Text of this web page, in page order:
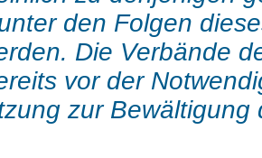
den Folgen
Die Verbände
vor der
zur Bewältigung